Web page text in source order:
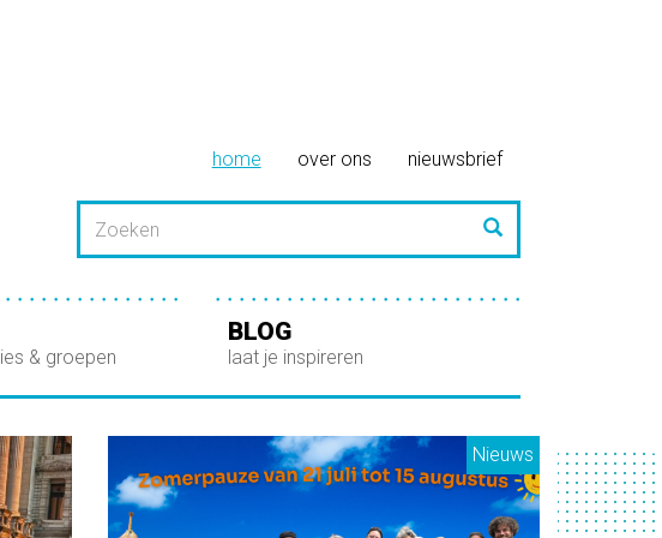
home over ons nieuwsbrief
Zoeken
& groepen
BLOG
laat je inspireren
Nieuws